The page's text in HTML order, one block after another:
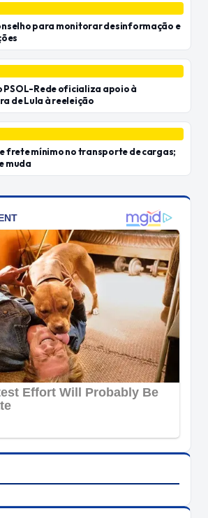
para monitorar desinformação e
PSOL-Rede oficializa apoio à
de Lula à reeleição
frete mínimo no transporte de cargas;
muda